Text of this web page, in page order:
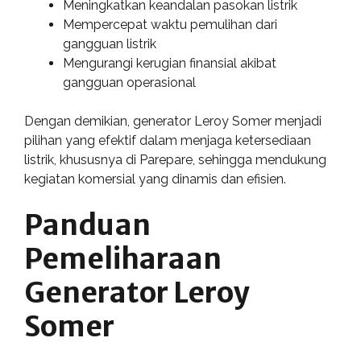
Meningkatkan keandalan pasokan listrik
Mempercepat waktu pemulihan dari
gangguan listrik
Mengurangi kerugian finansial akibat
gangguan operasional
Dengan demikian, generator Leroy Somer menjadi
pilihan yang efektif dalam menjaga ketersediaan
listrik, khususnya di Parepare, sehingga mendukung
kegiatan komersial yang dinamis dan efisien.
Panduan
Pemeliharaan
Generator Leroy
Somer